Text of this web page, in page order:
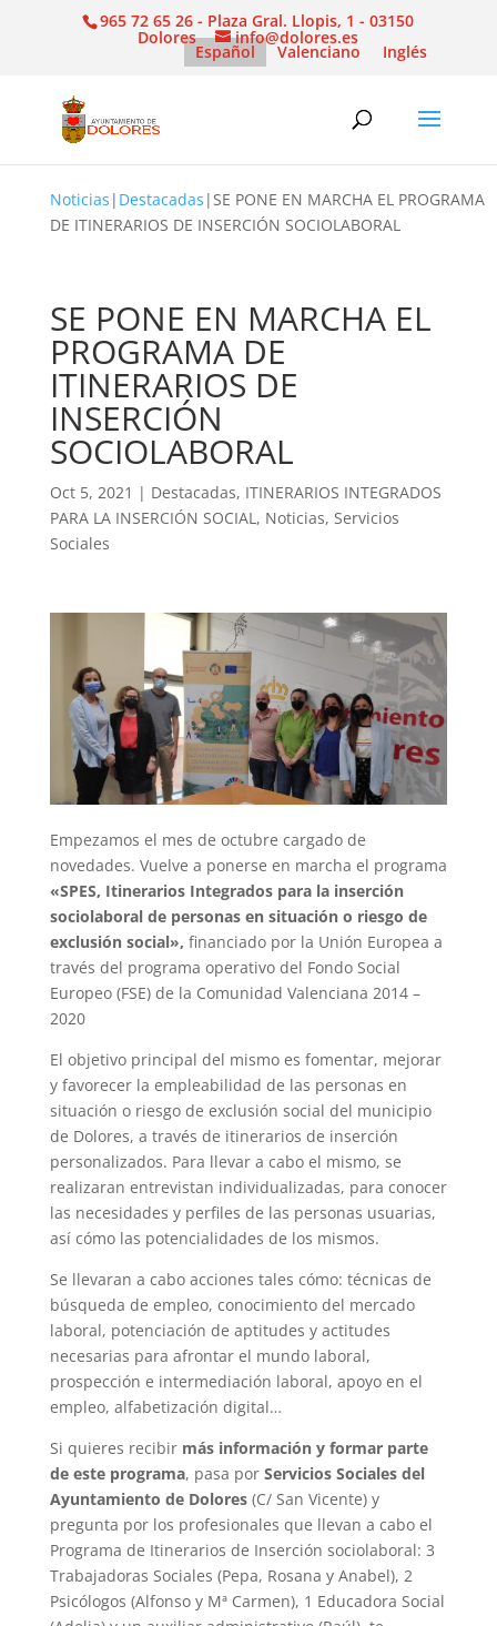
965 72 65 26 - Plaza Gral. Llopis, 1 - 03150
Dolores info@dolores.es
Español Valenciano Inglés
Noticias | Destacadas |SE PONE EN MARCHA EL PROGRAMA
DE ITINERARIOS DE INSERCIÓN SOCIOLABORAL
SE PONE EN MARCHA EL
PROGRAMA DE
ITINERARIOS DE
INSERCIÓN
SOCIOLABORAL
Oct 5, 2021 | Destacadas, ITINERARIOS INTEGRADOS
PARA LA INSERCIÓN SOCIAL, Noticias, Servicios
Sociales
Empezamos el mes de octubre cargado de
novedades. Vuelve a ponerse en marcha el programa
«SPES, Itinerarios Integrados para la inserción
sociolaboral de personas en situación o riesgo de
exclusión social», financiado por la Unión Europea a
través del programa operativo del Fondo Social
Europeo (FSE) de la Comunidad Valenciana 2014 –
2020
El objetivo principal del mismo es fomentar, mejorar
y favorecer la empleabilidad de las personas en
situación o riesgo de exclusión social del municipio
de Dolores, a través de itinerarios de inserción
personalizados. Para llevar a cabo el mismo, se
realizaran entrevistan individualizadas, para conocer
las necesidades y perfiles de las personas usuarias,
así cómo las potencialidades de los mismos.
Se llevaran a cabo acciones tales cómo: técnicas de
búsqueda de empleo, conocimiento del mercado
laboral, potenciación de aptitudes y actitudes
necesarias para afrontar el mundo laboral,
prospección e intermediación laboral, apoyo en el
empleo, alfabetización digital…
Si quieres recibir más información y formar parte
de este programa, pasa por Servicios Sociales del
Ayuntamiento de Dolores(C/ San Vicente) y
pregunta por los profesionales que llevan a cabo el
Programa de Itinerarios de Inserción sociolaboral: 3
Trabajadoras Sociales (Pepa, Rosana y Anabel), 2
Psicólogos (Alfonso y Mª Carmen), 1 Educadora Social